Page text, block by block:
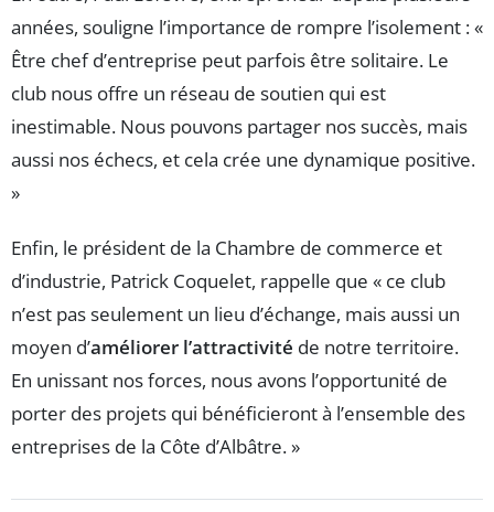
années, souligne l’importance de rompre l’isolement : «
Être chef d’entreprise peut parfois être solitaire. Le
club nous offre un réseau de soutien qui est
inestimable. Nous pouvons partager nos succès, mais
aussi nos échecs, et cela crée une dynamique positive.
»
Enfin, le président de la Chambre de commerce et
d’industrie, Patrick Coquelet, rappelle que « ce club
n’est pas seulement un lieu d’échange, mais aussi un
moyen d’améliorer l’attractivité de notre territoire.
En unissant nos forces, nous avons l’opportunité de
porter des projets qui bénéficieront à l’ensemble des
entreprises de la Côte d’Albâtre. »